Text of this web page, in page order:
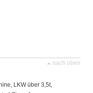
nach oben
LKW über 3,5t,